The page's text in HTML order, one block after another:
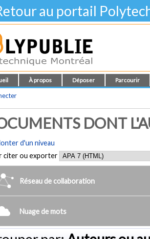
au portail
À propos Déposer Parcourir
DONT
d'un niveau
citer ou exporter
Réseau de collaboration
Nuage de mots